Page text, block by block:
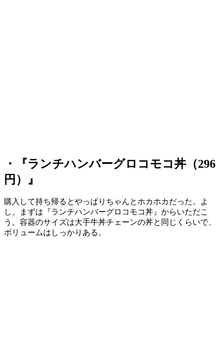
・『ランチハンバーグロコモコ丼（296
円）』
購入して持ち帰るとやっぱりちゃんとホカホカだった。よ
し、まずは『ランチハンバーグロコモコ丼』からいただこ
う。容器のサイズは大手牛丼チェーンの丼と同じくらいで、
ボリュームはしっかりある。